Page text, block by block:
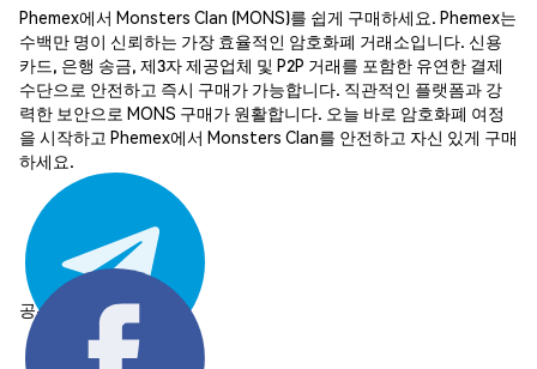
Phemex에서 Monsters Clan (MONS)를 쉽게 구매하세요. Phemex는
수백만 명이 신뢰하는 가장 효율적인 암호화폐 거래소입니다. 신용
카드, 은행 송금, 제3자 제공업체 및 P2P 거래를 포함한 유연한 결제
수단으로 안전하고 즉시 구매가 가능합니다. 직관적인 플랫폼과 강
력한 보안으로 MONS 구매가 원활합니다. 오늘 바로 암호화폐 여정
을 시작하고 Phemex에서 Monsters Clan를 안전하고 자신 있게 구매
하세요.
공유하기: